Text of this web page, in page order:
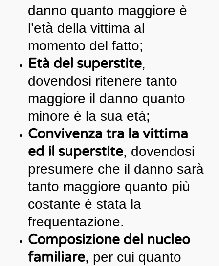
danno quanto maggiore è
l’età della vittima al
momento del fatto;
Età del superstite,
dovendosi ritenere tanto
maggiore il danno quanto
minore è la sua età;
Convivenza tra la vittima
ed il superstite, dovendosi
presumere che il danno sarà
tanto maggiore quanto più
costante è stata la
frequentazione.
Composizione del nucleo
familiare, per cui quanto